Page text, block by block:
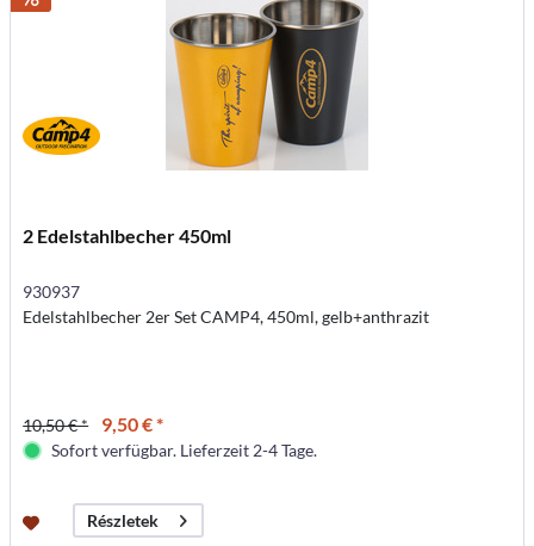
2 Edelstahlbecher 450ml
930937
Edelstahlbecher 2er Set CAMP4, 450ml, gelb+anthrazit
10,50 € * 9,50 € *
Sofort verfügbar. Lieferzeit 2-4 Tage.
Részletek